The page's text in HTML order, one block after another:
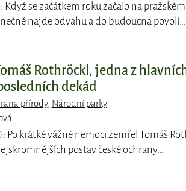
: Když se začátkem roku začalo na
najde odvahu a do budoucna povolí…
Rothröckl, jedna z
dekád
přírody, Národní parky
: Po krátké vážné nemoci zemřel Tomáš
postav české ochrany…